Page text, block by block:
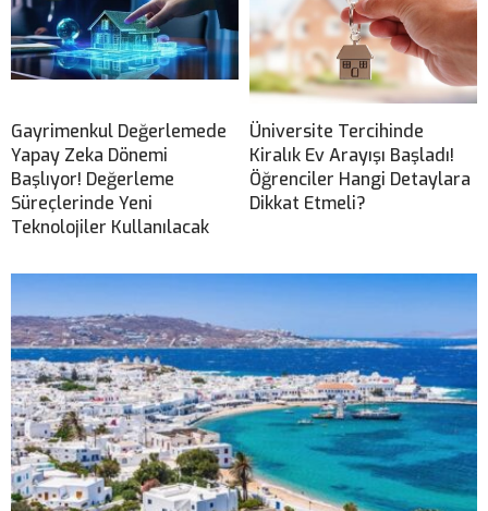
Gayrimenkul Değerlemede
Yapay Zeka Dönemi
Başlıyor! Değerleme
Süreçlerinde Yeni
Teknolojiler Kullanılacak
Üniversite Tercihinde
Kiralık Ev Arayışı Başladı!
Öğrenciler Hangi Detaylara
Dikkat Etmeli?